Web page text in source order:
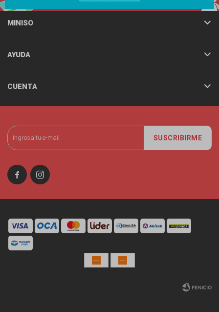
SUSCRIBIRME
 
MINISO
AYUDA
CUENTA